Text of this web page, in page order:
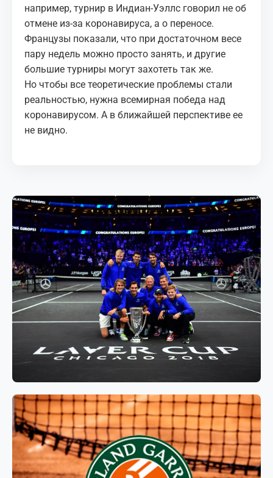
например, турнир в Индиан-Уэллс говорил не об
отмене из-за коронавируса, а о переносе.
Французы показали, что при достаточном весе
пару недель можно просто занять, и другие
большие турниры могут захотеть так же.
Но чтобы все теоретические проблемы стали
реальностью, нужна всемирная победа над
коронавирусом. А в ближайшей перспективе ее
не видно.